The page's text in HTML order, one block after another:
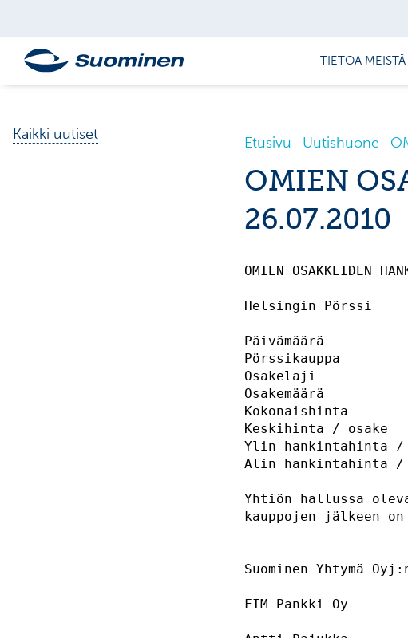
TIETOA MEISTÄ
Kaikki uutiset Etusivu Uutishuone
OMIEN
26.07.2010
OMIEN
Osakelaji
Osakemäärä
Keskihinta /
Ylin
Alin
Yhtiön hallussa
kauppojen jälkeen
Suominen Yhtymä
FIM